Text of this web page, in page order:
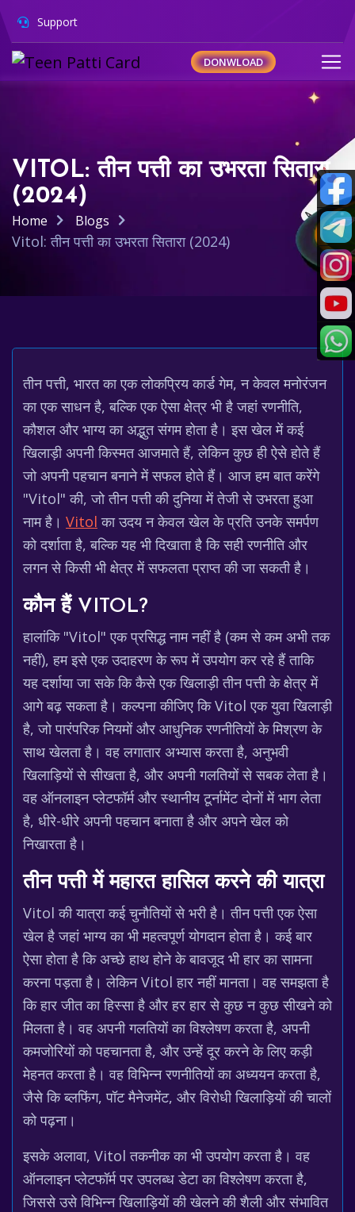
Support
DONWLOAD
VITOL: तीन पत्ती का उभरता सितारा
(2024)
Home Blogs
Vitol: तीन पत्ती का उभरता सितारा (2024)
तीन पत्ती, भारत का एक लोकप्रिय कार्ड गेम, न केवल मनोरंजन
का एक साधन है, बल्कि एक ऐसा क्षेत्र भी है जहां रणनीति,
कौशल और भाग्य का अद्भुत संगम होता है। इस खेल में कई
खिलाड़ी अपनी किस्मत आजमाते हैं, लेकिन कुछ ही ऐसे होते हैं
जो अपनी पहचान बनाने में सफल होते हैं। आज हम बात करेंगे
"Vitol" की, जो तीन पत्ती की दुनिया में तेजी से उभरता हुआ
नाम है। Vitol का उदय न केवल खेल के प्रति उनके समर्पण
को दर्शाता है, बल्कि यह भी दिखाता है कि सही रणनीति और
लगन से किसी भी क्षेत्र में सफलता प्राप्त की जा सकती है।
कौन हैं VITOL?
हालांकि "Vitol" एक प्रसिद्ध नाम नहीं है (कम से कम अभी तक
नहीं), हम इसे एक उदाहरण के रूप में उपयोग कर रहे हैं ताकि
यह दर्शाया जा सके कि कैसे एक खिलाड़ी तीन पत्ती के क्षेत्र में
आगे बढ़ सकता है। कल्पना कीजिए कि Vitol एक युवा खिलाड़ी
है, जो पारंपरिक नियमों और आधुनिक रणनीतियों के मिश्रण के
साथ खेलता है। वह लगातार अभ्यास करता है, अनुभवी
खिलाड़ियों से सीखता है, और अपनी गलतियों से सबक लेता है।
वह ऑनलाइन प्लेटफॉर्म और स्थानीय टूर्नामेंट दोनों में भाग लेता
है, धीरे-धीरे अपनी पहचान बनाता है और अपने खेल को
निखारता है।
तीन पत्ती में महारत हासिल करने की यात्रा
Vitol की यात्रा कई चुनौतियों से भरी है। तीन पत्ती एक ऐसा
खेल है जहां भाग्य का भी महत्वपूर्ण योगदान होता है। कई बार
ऐसा होता है कि अच्छे हाथ होने के बावजूद भी हार का सामना
करना पड़ता है। लेकिन Vitol हार नहीं मानता। वह समझता है
कि हार जीत का हिस्सा है और हर हार से कुछ न कुछ सीखने को
मिलता है। वह अपनी गलतियों का विश्लेषण करता है, अपनी
कमजोरियों को पहचानता है, और उन्हें दूर करने के लिए कड़ी
मेहनत करता है। वह विभिन्न रणनीतियों का अध्ययन करता है,
जैसे कि ब्लफिंग, पॉट मैनेजमेंट, और विरोधी खिलाड़ियों की चालों
को पढ़ना।
इसके अलावा, Vitol तकनीक का भी उपयोग करता है। वह
ऑनलाइन प्लेटफॉर्म पर उपलब्ध डेटा का विश्लेषण करता है,
जिससे उसे विभिन्न खिलाड़ियों की खेलने की शैली और संभावित